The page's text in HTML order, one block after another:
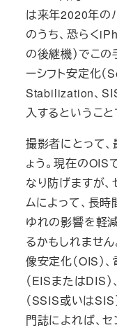
は来年2020年の
のうち、恐らく
の後継機）でこ
ーシフト安定化
Stabilization、
入するということ
撮影者にとって
ょう。現在の
なり防げますが
ムによって、長
ゆれの影響を軽
るかもしれませ
像安定化（OIS）
（EISまたはDIS
（SSIS或いは
門誌によれば、